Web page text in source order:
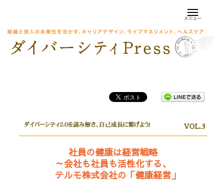
メニュー
VOL.3
社員の健康は経営戦略
～会社も社員も活性化する、
テルモ株式会社の「健康経営」